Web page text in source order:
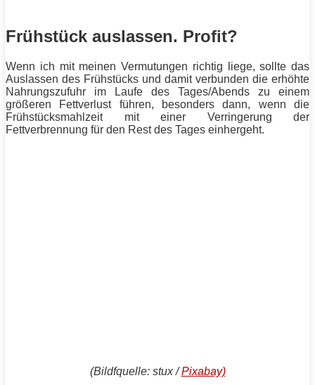
Frühstück auslassen. Profit?
Wenn ich mit meinen Vermutungen richtig liege, sollte das
Auslassen des Frühstücks und damit verbunden die erhöhte
Nahrungszufuhr im Laufe des Tages/Abends zu einem
größeren Fettverlust führen, besonders dann, wenn die
Frühstücksmahlzeit mit einer Verringerung der
Fettverbrennung für den Rest des Tages einhergeht.
(Bildfquelle: stux /Pixabay)